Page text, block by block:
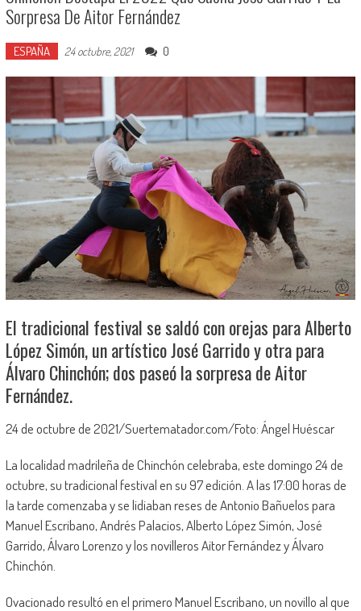
Sorpresa De Aitor Fernández
ESPAÑA 24 octubre, 2021 0
El tradicional festival se saldó con orejas para Alberto
López Simón, un artístico José Garrido y otra para
Álvaro Chinchón; dos paseó la sorpresa de Aitor
Fernández.
24 de octubre de 2021/Suertematador.com/Foto: Ángel Huéscar
La localidad madrileña de Chinchón celebraba, este domingo 24 de
octubre, su tradicional festival en su 97 edición. A las 17:00 horas de
la tarde comenzaba y se lidiaban reses de Antonio Bañuelos para
Manuel Escribano, Andrés Palacios, Alberto López Simón, José
Garrido, Álvaro Lorenzo y los novilleros Aitor Fernández y Álvaro
Chinchón.
Ovacionado resultó en el primero Manuel Escribano, un novillo al que